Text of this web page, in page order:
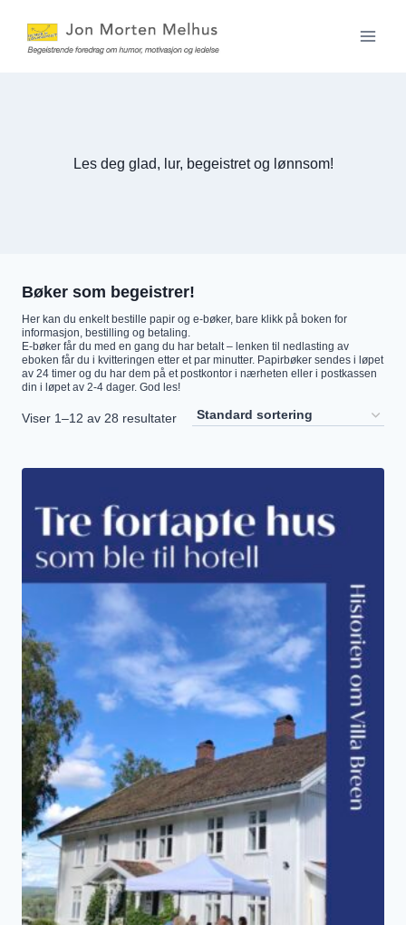
content
Les deg glad, lur, begeistret og lønnsom!
Bøker som begeistrer!
Her kan du enkelt bestille papir og e-bøker, bare klikk på boken for
informasjon, bestilling og betaling.
E-bøker får du med en gang du har betalt – lenken til nedlasting av
eboken får du i kvitteringen etter et par minutter. Papirbøker sendes i løpet
av 24 timer og du har dem på et postkontor i nærheten eller i postkassen
din i løpet av 2-4 dager. God les!
Viser 1–12 av 28 resultater